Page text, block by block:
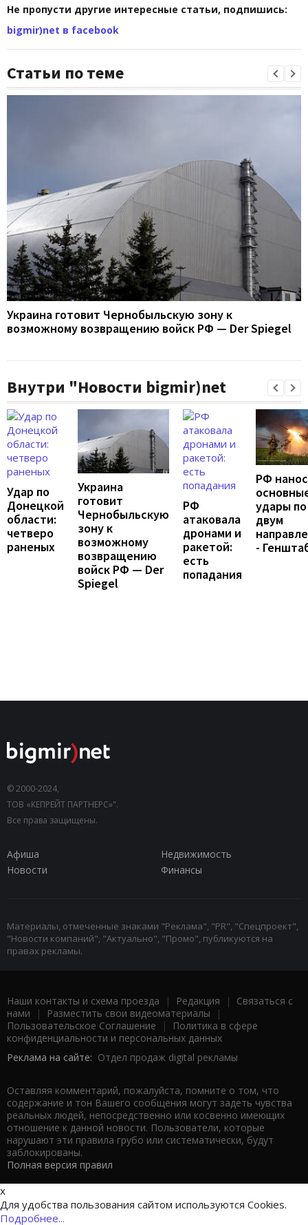
Не пропусти другие интересные статьи, подпишись:
bigmir)net в facebook
Статьи по теме
Украина готовит Чернобыльскую зону к
возможному возвращению войск РФ — Der Spiegel
Внутри "Новости bigmir)net
Удар по
Донецкой
области:
четверо
раненых
Украина
готовит
Чернобыльскую
зону к
возможному
возвращению
войск РФ — Der
Spiegel
РФ
атаковала
дронами и
ракетой:
есть
попадания
РФ
удары по
двум
-
© 2000-2024,
ТОВ «КЕПРЕЙТ ПАРТНЕРС»".
Все права защищены.
Афиша
Недвижимость
Новости
Финансы
Материалы, отмеченные знаками "Реклама", "PR", "Спецпроект",
"Новости компаний", "Актуально", "Промо", публикуются на
правах рекламы.
Наши контакты и схема проезда | Редакция | Связаться с
нами | Разместить свои видеоматериалы |
Пользовательское Соглашение |
Политика в сфере
конфиденциальности и персональных данных
Реклама на сайте: Отдел продаж digital рекламы
Оставляя комментарий, пожалуйста, помните о том, что
содержание и тон Вашего сообщения могут задеть чувства
реальных людей, непосредственно или косвенно имеющих
отношение к данной новости. Пользователи, которые
нарушают эти правила грубо или систематически, будут
заблокированы.
Полная версия правил
x
Для удобства пользования сайтом используются Cookies.
Подробнее...